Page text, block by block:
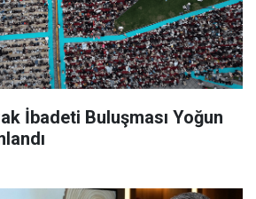
İbadeti Buluşması Yoğun